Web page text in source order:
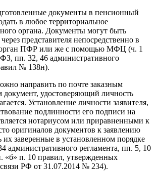
документы в пенсионный
в любое территориальное
органа. Документы могут быть
представителя непосредственно в
орган ПФР или же с помощью МФЦ (ч. 1
пп. 32, 46 административного
№ 138н).
направить по почте заказным
удостоверяющий личность
Установление личности заявителя,
подлинности его подписи на
нотариусом или приравненными к
оригиналов документов к заявлению
их заверенные в установленном порядке
административного регламента, пп. 5, 10
п. 10 правил, утвержденных
РФ от 31.07.2014 № 234).